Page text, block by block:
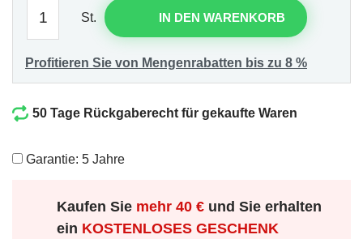
St. IN DEN WARENKORB
Profitieren Sie von Mengenrabatten bis zu 8 %
50 Tage Rückgaberecht für gekaufte Waren
Garantie: 5 Jahre
Kaufen Sie mehr40 €und Sie erhalten
ein KOSTENLOSES GESCHENK